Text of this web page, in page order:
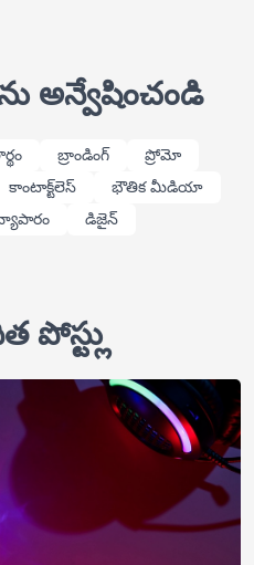
అన్వేషించండి
బ్రాండింగ్
ప్రోమో
కాంటాక్ట్‌లెస్
భౌతిక మీడియా
డిజైన్
పోస్ట్లు